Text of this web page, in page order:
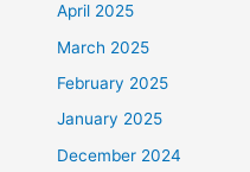
April 2025
March 2025
February 2025
January 2025
December 2024